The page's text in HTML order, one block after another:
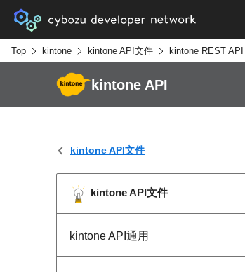
Top kintone kintone API文件 kintone REST API
kintone API
kintone API文件
kintone API文件
kintone API通用